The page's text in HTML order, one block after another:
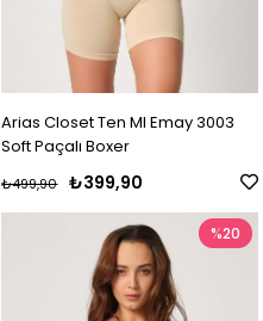
Arias Closet Ten MI Emay 3003
Soft Paçalı Boxer
₺399,90
₺499,90
%20